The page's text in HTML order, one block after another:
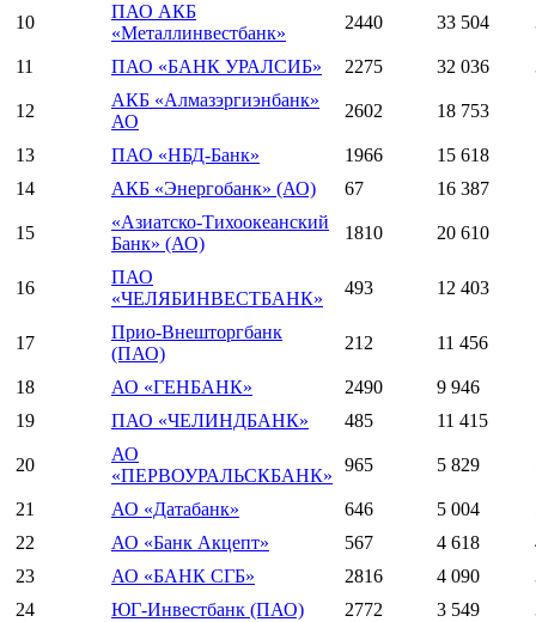
10
ПАО АКБ
«Металлинвестбанк»
2440 33 504
11 ПАО «БАНК УРАЛСИБ» 2275 32 036
12
АКБ «Алмазэргиэнбанк»
АО
2602 18 753
13 ПАО «НБД-Банк» 1966 15 618
14
АКБ «Энергобанк» (АО) 67 16 387
15
«Азиатско-Тихоокеанский
Банк» (АО)
1810 20 610
16
ПАО
«ЧЕЛЯБИНВЕСТБАНК»
493 12 403
17
Прио-Внешторгбанк
(ПАО)
212 11 456
18 АО «ГЕНБАНК» 2490 9 946
19
ПАО «ЧЕЛИНДБАНК» 485 11 415
20
АО
«ПЕРВОУРАЛЬСКБАНК»
965 5 829
21 АО «Датабанк» 646 5 004
22
АО «Банк Акцепт» 567 4 618
23
АО «БАНК СГБ» 2816 4 090
24
ЮГ-Инвестбанк (ПАО) 2772 3 549